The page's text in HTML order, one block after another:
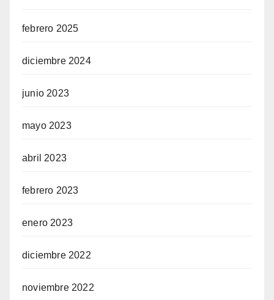
febrero 2025
diciembre 2024
junio 2023
mayo 2023
abril 2023
febrero 2023
enero 2023
diciembre 2022
noviembre 2022